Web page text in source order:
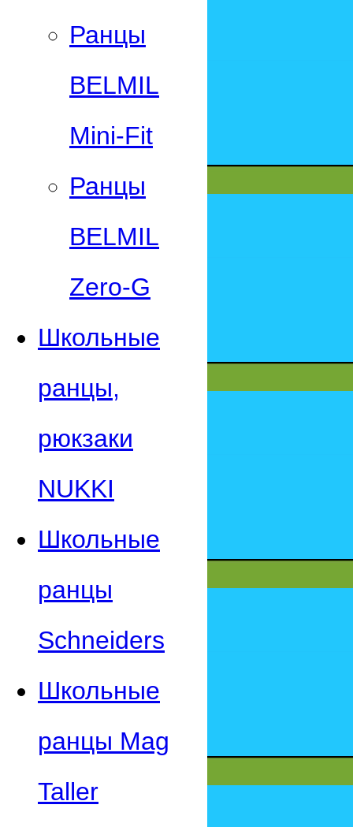
Ранцы
BELMIL
Mini-Fit
Ранцы
BELMIL
Zero-G
Школьные
ранцы,
рюкзаки
NUKKI
Школьные
ранцы
Schneiders
Школьные
ранцы Mag
Taller